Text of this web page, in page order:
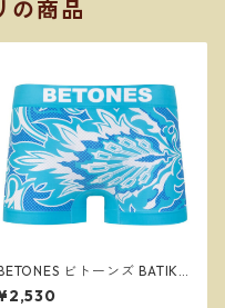
の商品
ビトーンズ BATIK2
メンズ フリーサイズ
ボクサーパンツ ※ネコポスで